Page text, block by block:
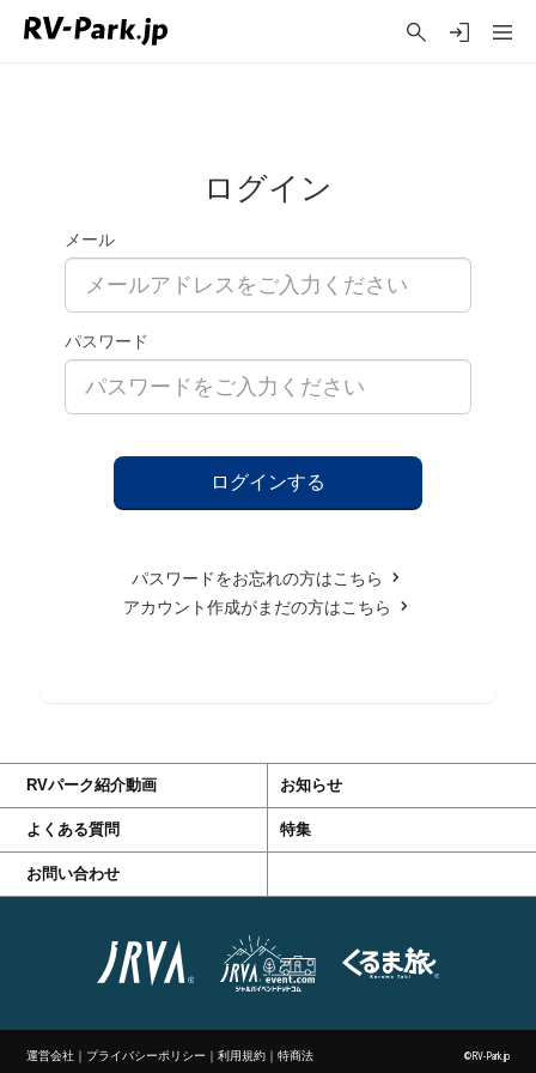
ログイン
メール
パスワード
パスワードをお忘れの方はこちら
アカウント作成がまだの方はこちら
RVパーク紹介動画 お知らせ
よくある質問 特集
お問い合わせ
運営会社 ｜ プライバシーポリシー ｜利用規約 ｜特商法 ©RV-Park.jp